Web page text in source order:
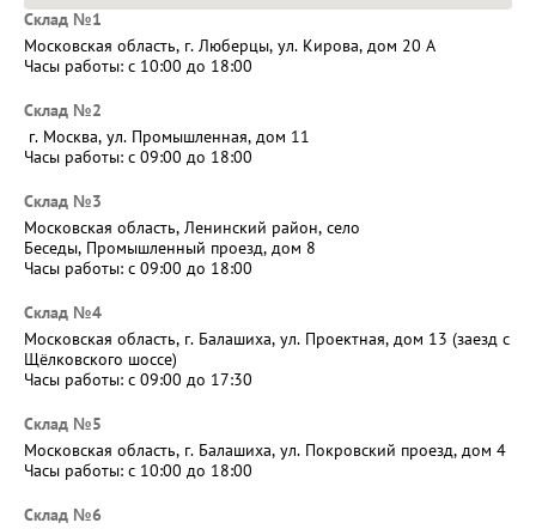
Склад №1
Московская область, г. Люберцы, ул. Кирова, дом 20 А
Часы работы: c 10:00 до 18:00
Склад №2
г. Москва, ул. Промышленная, дом 11
Часы работы: c 09:00 до 18:00
Склад №3
Московская область, Ленинский район, село
Беседы, Промышленный проезд, дом 8
Часы работы: с 09:00 до 18:00
Склад №4
Московская область, г. Балашиха, ул. Проектная, дом 13 (заезд с
Щёлковского шоссе)
Часы работы: с 09:00 до 17:30
Склад №5
Московская область, г. Балашиха, ул. Покровский проезд, дом 4
Часы работы: с 10:00 до 18:00
Склад №6